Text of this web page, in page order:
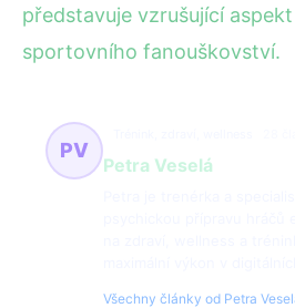
představuje vzrušující
sportovního fanouškovství.
PV
Petra Veselá
Všechny články od Petra